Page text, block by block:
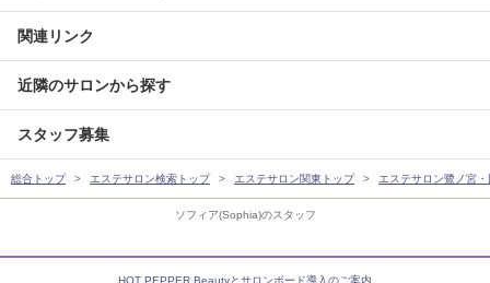
ソフィア(Sophia)のスタッフ
関連リンク
近隣のサロンから探す
スタッフ募集
総合トップ エステサロン検索トップ エステサロン関東トップ エステサロン鷺ノ宮
HOT PEPPER Beautyとサロンボード導入のご案内